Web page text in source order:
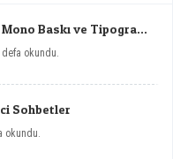
Baskı ve Tipografi
defa okundu.
Sohbetler
okundu.